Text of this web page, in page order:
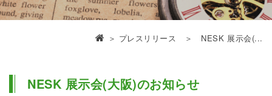
＞ プレスリリース ＞ NESK 展示会(...
NESK 展示会(大阪)のお知らせ